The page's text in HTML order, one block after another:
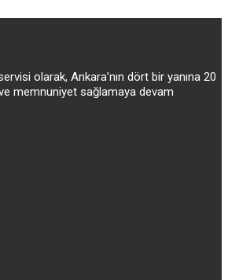
olarak, Ankara’nın dört bir yanına 20
memnuniyet sağlamaya devam